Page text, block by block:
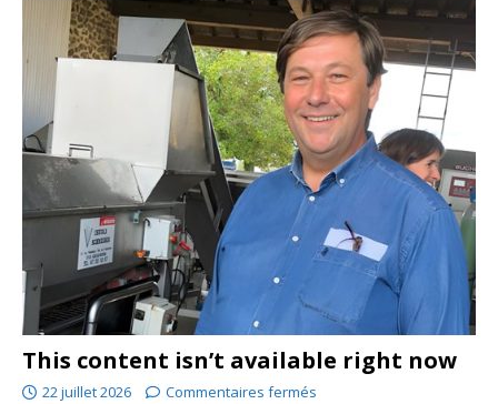
This content isn’t available right now
22 juillet 2026 Commentaires fermés